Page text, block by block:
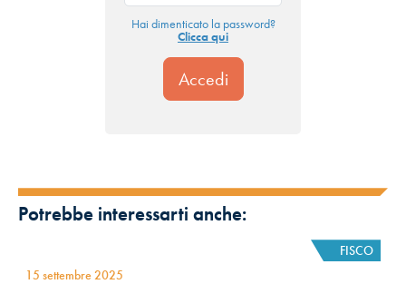
Hai dimenticato la password?
Clicca qui
Potrebbe interessarti anche:
FISCO
15 settembre 2025